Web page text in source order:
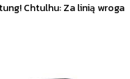
Chtulhu: Za linią wroga